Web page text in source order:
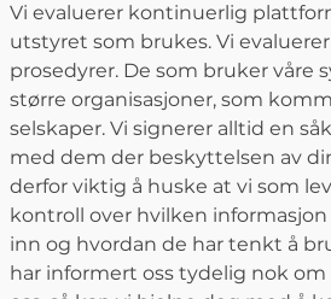
Vi evaluerer kontinuerlig
utstyret som brukes. Vi
prosedyrer. De som bruker våre
større organisasjoner, som
selskaper. Vi signerer alltid en
med dem der beskyttelsen av
derfor viktig å huske at vi som
kontroll over hvilken
inn og hvordan de har tenkt å
har informert oss tydelig nok